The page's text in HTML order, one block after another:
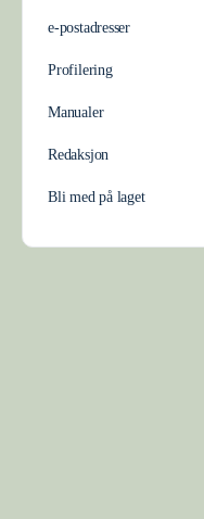
e-postadresser
Profilering
Manualer
Redaksjon
Bli med på laget